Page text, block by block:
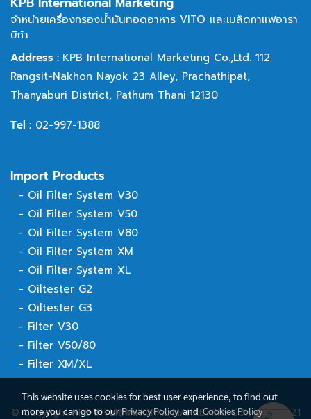
จำหน่ายเครื่องกรองน้ำมันทอดอาหาร VITO และเมล็ดกาแฟอารา
บิก้า
Address : KPB International Marketing Co.,Ltd. 112
Rangsit-Nakhon Nayok 23 Alley, Prachathipat,
Thanyaburi District, Pathum Thani 12130
Tel : 02-997-1388
Import Products
- Oil Filter System V30
- Oil Filter System V50
- Oil Filter System V80
- Oil Filter System XM
- Oil Filter System XL
- Oiltester G2
- Oiltester G3
- Filter V30
- Filter V50/80
- Filter XM/XL
© Copyright KPB INTERNATIONAL MARKETING CO., LTD. 2021
This website uses cookies for best user experience, to find out
more you can go to ourPrivacy PolicyandCookies Policy